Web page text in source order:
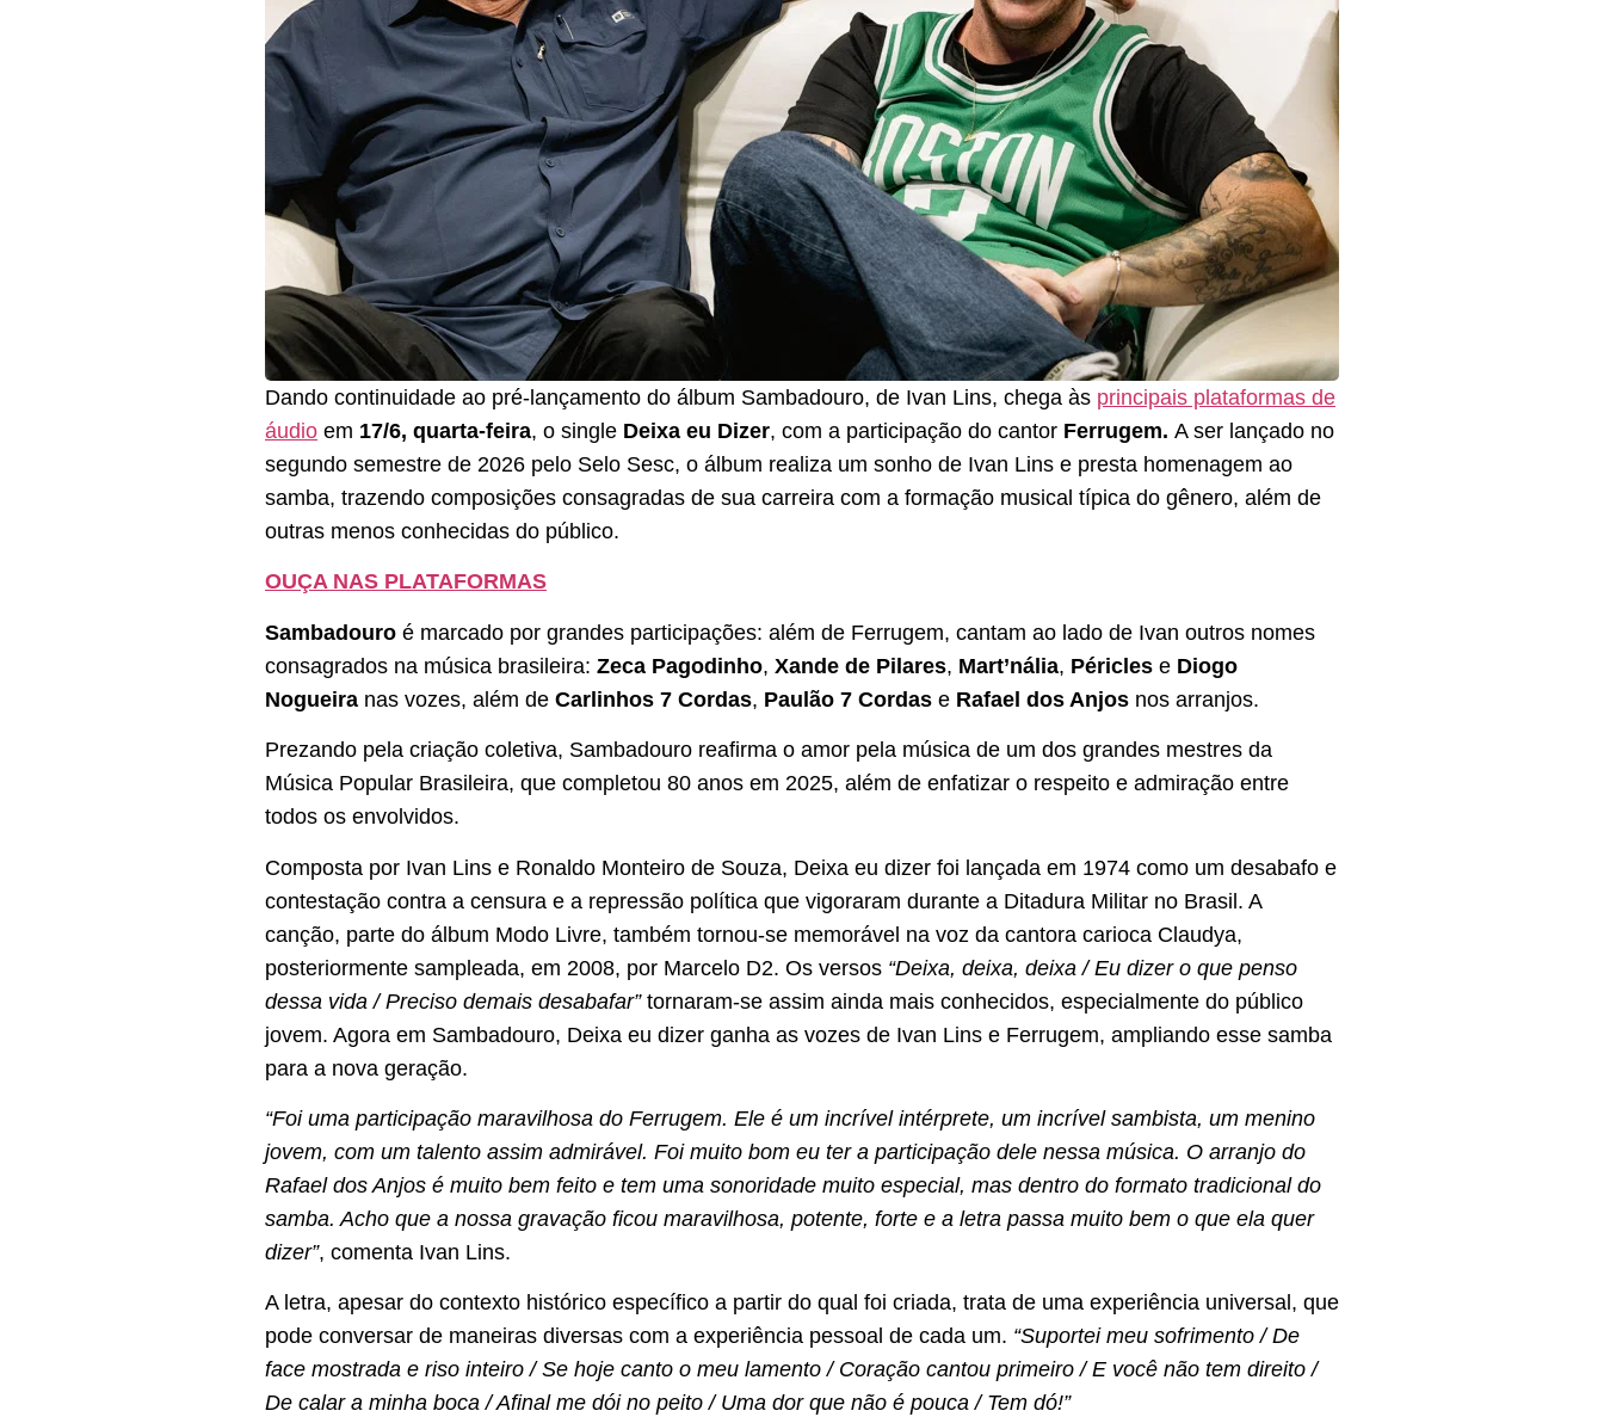
Dando continuidade ao pré-lançamento do álbum Sambadouro, de Ivan Lins, chega às principais plataformas de
áudio em 17/6, quarta-feira, o single Deixa eu Dizer, com a participação do cantor Ferrugem. A ser lançado no
segundo semestre de 2026 pelo Selo Sesc, o álbum realiza um sonho de Ivan Lins e presta homenagem ao
samba, trazendo composições consagradas de sua carreira com a formação musical típica do gênero, além de
outras menos conhecidas do público.
OUÇA NAS PLATAFORMAS
Sambadouro é marcado por grandes participações: além de Ferrugem, cantam ao lado de Ivan outros nomes
consagrados na música brasileira: Zeca Pagodinho, Xande de Pilares, Mart’nália, Péricles e Diogo
Nogueira nas vozes, além de Carlinhos 7 Cordas, Paulão 7 Cordas e Rafael dos Anjos nos arranjos.
Prezando pela criação coletiva, Sambadouro reafirma o amor pela música de um dos grandes mestres da
Música Popular Brasileira, que completou 80 anos em 2025, além de enfatizar o respeito e admiração entre
todos os envolvidos.
Composta por Ivan Lins e Ronaldo Monteiro de Souza, Deixa eu dizer foi lançada em 1974 como um desabafo e
contestação contra a censura e a repressão política que vigoraram durante a Ditadura Militar no Brasil. A
canção, parte do álbum Modo Livre, também tornou-se memorável na voz da cantora carioca Claudya,
posteriormente sampleada, em 2008, por Marcelo D2. Os versos “Deixa, deixa, deixa / Eu dizer o que penso
dessa vida / Preciso demais desabafar”tornaram-se assim ainda mais conhecidos, especialmente do público
jovem. Agora em Sambadouro, Deixa eu dizer ganha as vozes de Ivan Lins e Ferrugem, ampliando esse samba
para a nova geração.
“Foi uma participação maravilhosa do Ferrugem. Ele é um incrível intérprete, um incrível sambista, um menino
jovem, com um talento assim admirável. Foi muito bom eu ter a participação dele nessa música. O arranjo do
Rafael dos Anjos é muito bem feito e tem uma sonoridade muito especial, mas dentro do formato tradicional do
samba. Acho que a nossa gravação ficou maravilhosa, potente, forte e a letra passa muito bem o que ela quer
dizer”, comenta Ivan Lins.
A letra, apesar do contexto histórico específico a partir do qual foi criada, trata de uma experiência universal, que
pode conversar de maneiras diversas com a experiência pessoal de cada um. “Suportei meu sofrimento / De
face mostrada e riso inteiro / Se hoje canto o meu lamento / Coração cantou primeiro / E você não tem direito /
De calar a minha boca / Afinal me dói no peito / Uma dor que não é pouca / Tem dó!”